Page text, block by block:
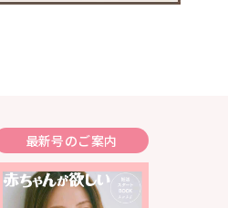
最新号のご案内